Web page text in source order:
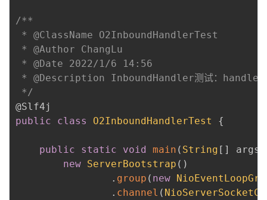
/**
* @ClassName O2InboundHandlerTest
* @Author ChangLu
* @Date 2022/1/6 14:56
* @Description InboundHandler测试：handler之
*/
@Slf4j
public
class O2InboundHandlerTest {
public static void main ( String [ ] args
new ServerBootstrap ( )
. group ( new
. channel (